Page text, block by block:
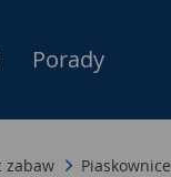
Porady
zabaw Piaskownice